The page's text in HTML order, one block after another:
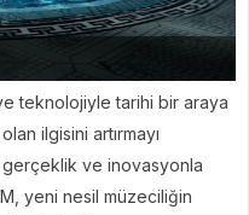
teknolojiyle tarihi bir araya
ilgisini artırmayı
gerçeklik ve inovasyonla
yeni nesil müzeciliğin